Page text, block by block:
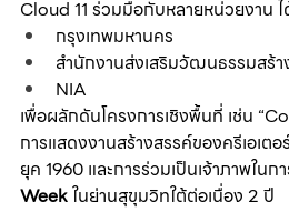
Cloud 11 ร่วมมือกับหลายหน่วยงาน
กรุงเทพมหานคร
สำนักงานส่งเสริมวัฒนธรรมสร้
NIA
เพื่อผลักดันโครงการเชิงพื้นที่ เช่น
การแสดงงานสร้างสรรค์ของครีเอเต
ยุค 1960 และการร่วมเป็นเจ้าภาพในก
Week ในย่านสุขุมวิทใต้ต่อเนื่อง 2 ปี